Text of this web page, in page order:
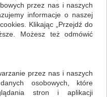
WIĘCEJ
przez nas i naszych
informacje o naszej
Klikając „Przejdź do
Możesz też odmówić
przez nas i naszych
osobowych, które
stron i aplikacji